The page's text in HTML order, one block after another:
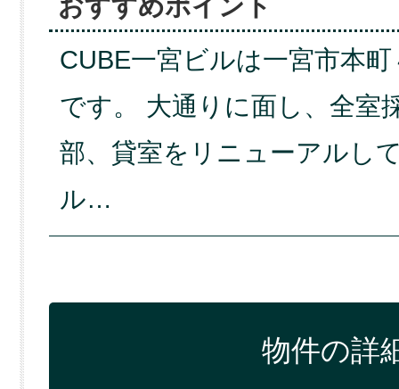
おすすめポイント
CUBE一宮ビルは一宮市本
です。 大通りに面し、全室
部、貸室をリニューアルし
ル…
物件の詳